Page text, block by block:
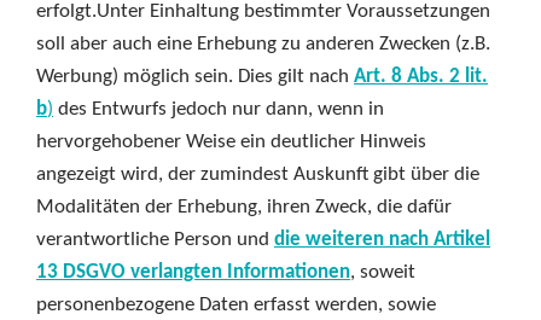
erfolgt.Unter Einhaltung bestimmter Voraussetzungen
soll aber auch eine Erhebung zu anderen Zwecken (z.B.
Werbung) möglich sein. Dies gilt nach Art. 8 Abs. 2 lit.
b) des Entwurfs jedoch nur dann, wenn in
hervorgehobener Weise ein deutlicher Hinweis
angezeigt wird, der zumindest Auskunft gibt über die
Modalitäten der Erhebung, ihren Zweck, die dafür
verantwortliche Person und die weiteren nach Artikel
13 DSGVO verlangten Informationen, soweit
personenbezogene Daten erfasst werden, sowie